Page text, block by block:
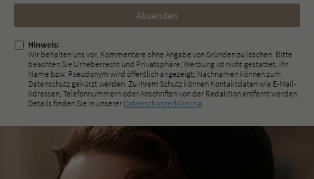
Nicht
ausfüllen!
Hinweis:
Wir behalten uns vor, Kommentare ohne Angabe von Gründen zu löschen. Bitte
beachten Sie Urheberrecht und Privatsphäre; Werbung ist nicht gestattet. Ihr
Name bzw. Pseudonym wird öffentlich angezeigt; Nachnamen können zum
Datenschutz gekürzt werden. Zu Ihrem Schutz können Kontaktdaten wie E-Mail-
Adressen, Telefonnummern oder Anschriften von der Redaktion entfernt werden.
Details finden Sie in unserer Datenschutzerklärung.